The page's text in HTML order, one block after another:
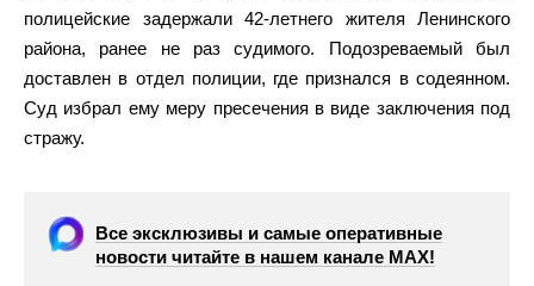
полицейские задержали 42-летнего жителя Ленинского
района, ранее не раз судимого. Подозреваемый был
доставлен в отдел полиции, где признался в содеянном.
Суд избрал ему меру пресечения в виде заключения под
стражу.
Все эксклюзивы и самые оперативные
новости читайте в нашем канале МАХ!